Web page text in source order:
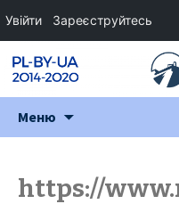
Меню
https://
Увійти Зареєструйтесь